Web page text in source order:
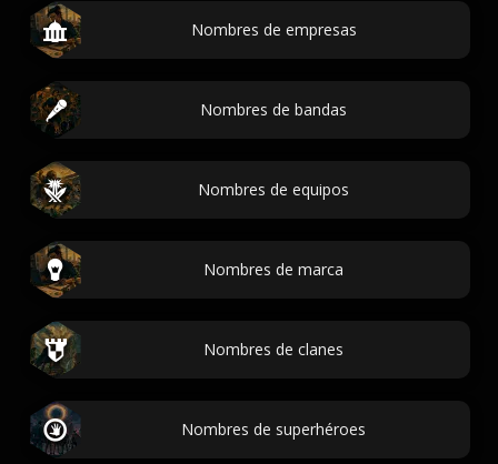
Nombres de empresas
Nombres de bandas
Nombres de equipos
Nombres de marca
Nombres de clanes
Nombres de superhéroes